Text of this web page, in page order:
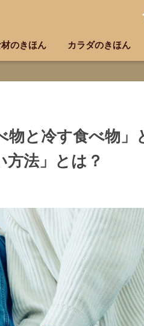
のきほん カラダのきほん
物と冷す食べ物」
方法」とは？